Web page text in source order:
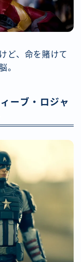
ど、命を賭けて
。
ーブ・ロジャ